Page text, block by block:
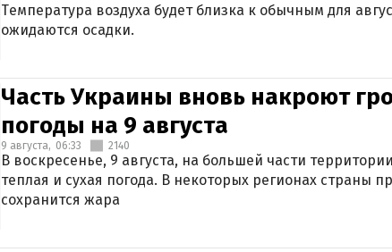
Температура воздуха будет близка к обычным для
ожидаются осадки.
Часть Украины вновь накроют
погоды на 9 августа
9 августа, 06:33 2140
В воскресенье, 9 августа, на большей части
теплая и сухая погода. В некоторых регионах страны
сохранится жара